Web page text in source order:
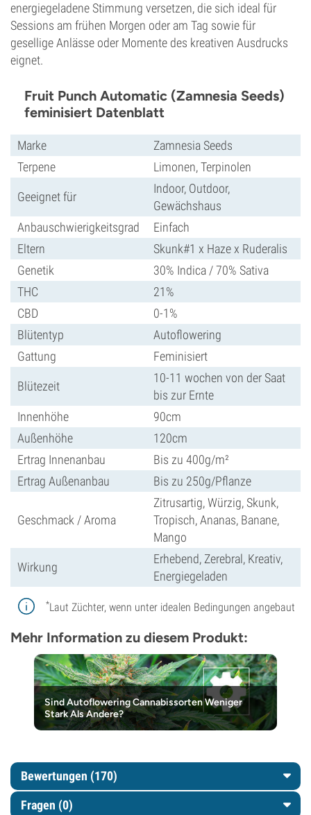
energiegeladene Stimmung versetzen, die sich ideal für
Sessions am frühen Morgen oder am Tag sowie für
gesellige Anlässe oder Momente des kreativen Ausdrucks
eignet.
Fruit Punch Automatic (Zamnesia Seeds)
feminisiert Datenblatt
Marke
Zamnesia Seeds
Terpene
Limonen, Terpinolen
Geeignet für
Indoor, Outdoor,
Gewächshaus
Anbauschwierigkeitsgrad
Einfach
Eltern
Skunk#1 x Haze x Ruderalis
Genetik
30% Indica / 70% Sativa
THC
21%
CBD
0-1%
Blütentyp
Autoflowering
Gattung
Feminisiert
Blütezeit
10-11 wochen von der Saat
bis zur Ernte
Innenhöhe
90cm
Außenhöhe
120cm
Ertrag Innenanbau
Bis zu 400g/m²
Ertrag Außenanbau
Bis zu 250g/Pflanze
Geschmack / Aroma
Zitrusartig, Würzig, Skunk,
Tropisch, Ananas, Banane,
Mango
Wirkung
Erhebend, Zerebral, Kreativ,
Energiegeladen
*Laut Züchter, wenn unter idealen Bedingungen angebaut
Mehr Information zu diesem Produkt:
Sind Autoflowering Cannabissorten Weniger
Stark Als Andere?
Bewertungen (170)
Fragen (0)